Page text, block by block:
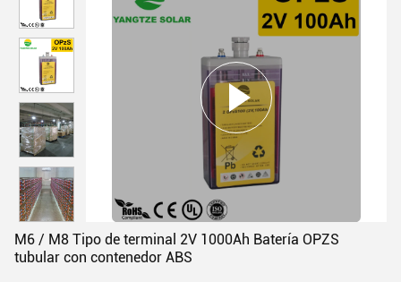
M6 / M8 Tipo de terminal 2V 1000Ah Batería OPZS
tubular con contenedor ABS